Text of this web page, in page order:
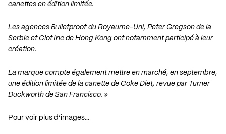
canettes en édition limitée.
Les agences Bulletproof du Royaume-Uni, Peter Gregson de la
Serbie et Clot Inc de Hong Kong ont notamment participé à leur
création.
La marque compte également mettre en marché, en septembre,
une édition limitée de la canette de Coke Diet, revue par Turner
Duckworth de San Francisco. »
Pour voir plus d’images…